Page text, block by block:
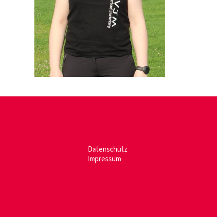
Datenschutz
Impressum